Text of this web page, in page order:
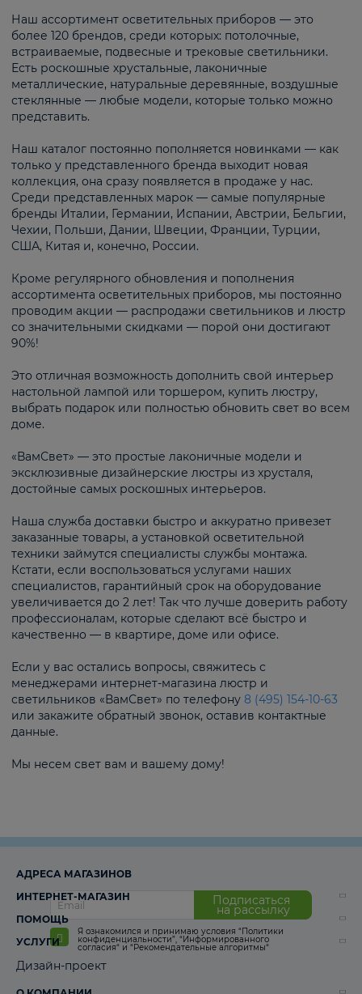
Наш ассортимент осветительных приборов — это
более 120 брендов, среди которых: потолочные,
встраиваемые, подвесные и трековые светильники.
Есть роскошные хрустальные, лаконичные
металлические, натуральные деревянные, воздушные
стеклянные — любые модели, которые только можно
представить.
Наш каталог постоянно пополняется новинками — как
только у представленного бренда выходит новая
коллекция, она сразу появляется в продаже у нас.
Среди представленных марок — самые популярные
бренды Италии, Германии, Испании, Австрии, Бельгии,
Чехии, Польши, Дании, Швеции, Франции, Турции,
США, Китая и, конечно, России.
Кроме регулярного обновления и пополнения
ассортимента осветительных приборов, мы постоянно
проводим акции — распродажи светильников и люстр
со значительными скидками — порой они достигают
90%!
Это отличная возможность дополнить свой интерьер
настольной лампой или торшером, купить люстру,
выбрать подарок или полностью обновить свет во всем
доме.
«ВамСвет» — это простые лаконичные модели и
эксклюзивные дизайнерские люстры из хрусталя,
достойные самых роскошных интерьеров.
Наша служба доставки быстро и аккуратно привезет
заказанные товары, а установкой осветительной
техники займутся специалисты службы монтажа.
Кстати, если воспользоваться услугами наших
специалистов, гарантийный срок на оборудование
увеличивается до 2 лет! Так что лучше доверить работу
профессионалам, которые сделают всё быстро и
качественно — в квартире, доме или офисе.
Если у вас остались вопросы, свяжитесь с
менеджерами интернет-магазина люстр и
светильников «ВамСвет» по телефону 8 (495) 154-10-63
или закажите обратный звонок, оставив контактные
данные.
Мы несем свет вам и вашему дому!
Подписаться
на рассылку
Я ознакомился и принимаю условия “Политики
конфиденциальности”, “Информированного
согласия“ и “Рекомендательные алгоритмы“
АДРЕСА МАГАЗИНОВ
ИНТЕРНЕТ-МАГАЗИН
ПОМОЩЬ
УСЛУГИ
Дизайн-проект